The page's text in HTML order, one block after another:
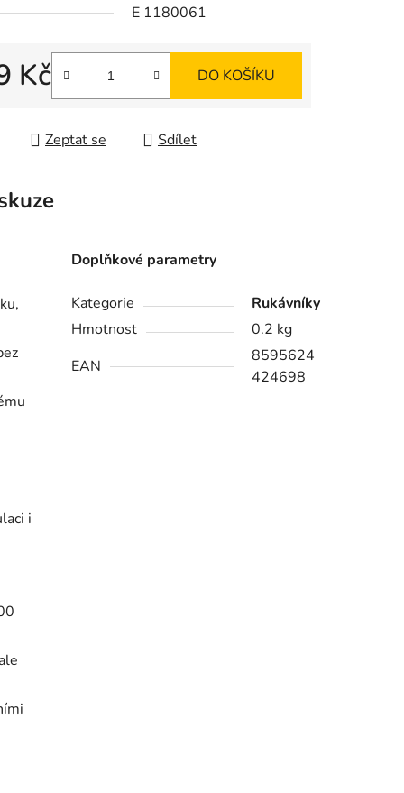
E 1180061
Kč DO KOŠÍKU
Zeptat se Sdílet
i
Doplňkové parametry
Kategorie
Rukávníky
Hmotnost
0.2 kg
EAN
8595624
424698